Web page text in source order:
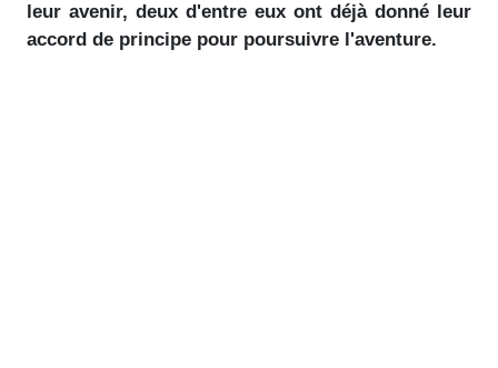
leur avenir, deux d'entre eux ont déjà donné leur
accord de principe pour poursuivre l'aventure.